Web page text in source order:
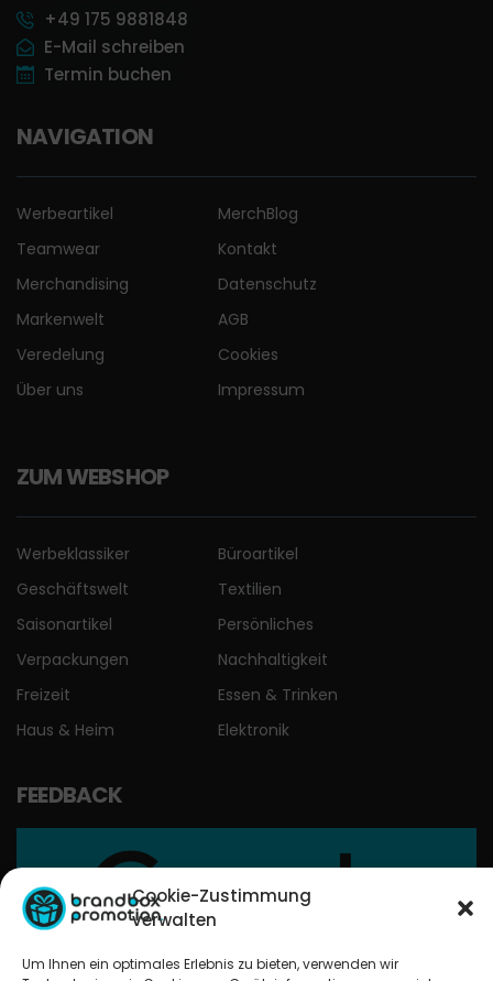
Cookie-Zustimmung
verwalten
Um Ihnen ein optimales Erlebnis zu bieten, verwenden wir
+49 175 9881848
E-Mail schreiben
Termin buchen
NAVIGATION
Werbeartikel
MerchBlog
Teamwear
Kontakt
Merchandising
Datenschutz
Markenwelt
AGB
Veredelung
Cookies
Über uns
Impressum
ZUM WEBSHOP
Werbeklassiker
Büroartikel
Geschäftswelt
Textilien
Saisonartikel
Persönliches
Verpackungen
Nachhaltigkeit
Freizeit
Essen & Trinken
Haus & Heim
Elektronik
FEEDBACK